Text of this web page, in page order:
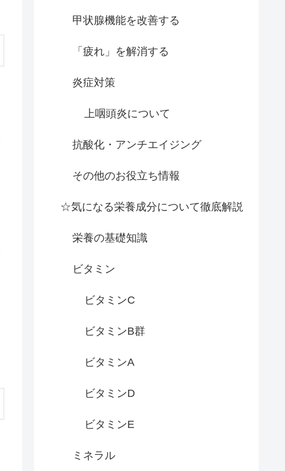
甲状腺機能を改善する
「疲れ」を解消する
炎症対策
上咽頭炎について
抗酸化・アンチエイジング
その他のお役立ち情報
☆気になる栄養成分について徹底解説
栄養の基礎知識
ビタミン
ビタミンC
ビタミンB群
ビタミンA
ビタミンD
ビタミンE
ミネラル